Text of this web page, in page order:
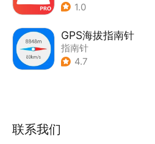
1.0
GPS海拔指南针
指南针
4.7
联系我们